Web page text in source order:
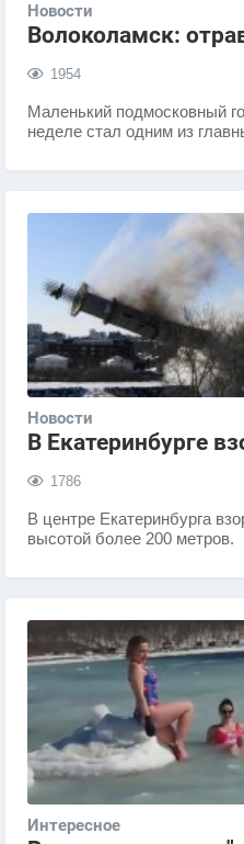
Новости
Волоколамск:
1954
​Маленький подмосковный
неделе стал одним из
Новости
В Екатеринбурге
1786
​В центре Екатеринбурга
высотой более 200 метров.
Интересное